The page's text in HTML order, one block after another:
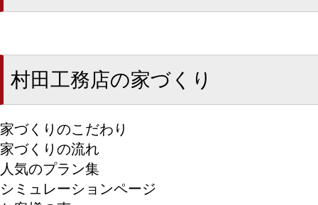
村田工務店の家づくり
家づくりのこだわり
家づくりの流れ
人気のプラン集
シミュレーションページ